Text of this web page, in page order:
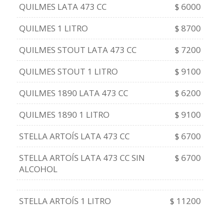
QUILMES LATA 473 CC
$ 6000
QUILMES 1 LITRO
$ 8700
QUILMES STOUT LATA 473 CC
$ 7200
QUILMES STOUT 1 LITRO
$ 9100
QUILMES 1890 LATA 473 CC
$ 6200
QUILMES 1890 1 LITRO
$ 9100
STELLA ARTOÍS LATA 473 CC
$ 6700
STELLA ARTOÍS LATA 473 CC SIN
ALCOHOL
$ 6700
STELLA ARTOÍS 1 LITRO
$ 11200